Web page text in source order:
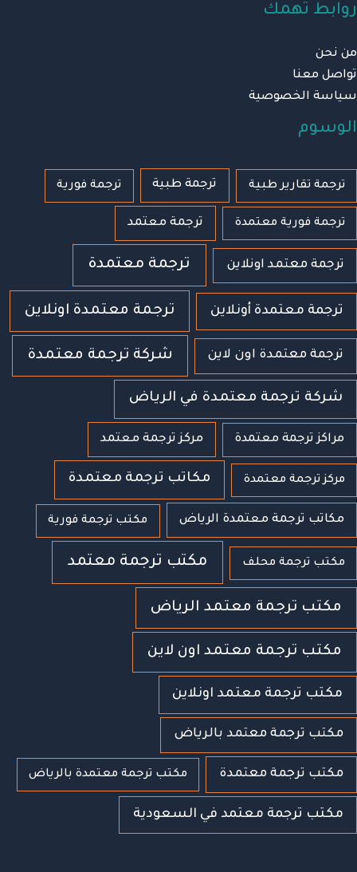
روابط تهمك
من نحن
تواصل معنا
سياسة الخصوصية
الوسوم
ترجمة تقارير طبية ترجمة طبية ترجمة فورية
ترجمة فورية معتمدة ترجمة معتمد
ترجمة معتمد اونلاين ترجمة معتمدة
ترجمة معتمدة أونلاين ترجمة معتمدة اونلاين
ترجمة معتمدة اون لاين شركة ترجمة معتمدة
شركة ترجمة معتمدة في الرياض
مراكز ترجمة معتمدة مركز ترجمة معتمد
مركز ترجمة معتمدة مكاتب ترجمة معتمدة
مكاتب ترجمة معتمدة الرياض مكتب ترجمة فورية
مكتب ترجمة محلف مكتب ترجمة معتمد
مكتب ترجمة معتمد الرياض
مكتب ترجمة معتمد اون لاين
مكتب ترجمة معتمد اونلاين
مكتب ترجمة معتمد بالرياض
مكتب ترجمة معتمدة مكتب ترجمة معتمدة بالرياض
مكتب ترجمة معتمد في السعودية